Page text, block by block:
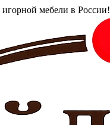
мебели в России!